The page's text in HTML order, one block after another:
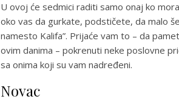
U ovoj će sedmici raditi samo onaj ko
oko vas da gurkate, podstičete, da malo
namesto Kalifa”. Prijaće vam to – da
ovim danima – pokrenuti neke poslovne
sa onima koji su vam nadređeni.
Novac